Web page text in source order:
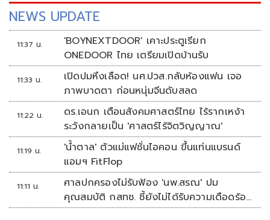
NEWS UPDATE
11:37 น.
'BOYNEXTDOOR' เคาะประตูเรียก
ONEDOOR ไทย เตรียมเปิดบ้านรับ
11:33 น.
เปิดปมหึงเลือด! นศ.ปวส.กลับห้องแฟน เจอ
ภาพบาดตา ก่อนหนุ่มจีนดับสลด
11:22 น.
ดร.เอนก เตือนสังคมศาสตร์ไทย ไร้รากเหง้า
ระวังกลายเป็น 'ศาสตร์ไร้จิตวิญญาณ'
11:19 น.
'น้ำตาล' ตัวแม่แฟชั่นไอคอน ขึ้นแท่นแบรนด์
แอมฯ FitFlop
11:11 น.
ศาลปกครองไม่รับฟ้อง 'นพ.สรณ' ปม
คุณสมบัติ กสทช. ชี้ยังไม่ได้รับความเดือดร้อน
เสียหาย